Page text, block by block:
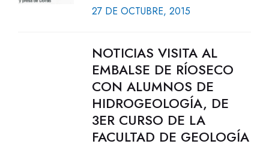
27 DE OCTUBRE, 2015
NOTICIAS VISITA AL
EMBALSE DE RÍOSECO
CON ALUMNOS DE
HIDROGEOLOGÍA, DE
3ER CURSO DE LA
FACULTAD DE GEOLOGÍA